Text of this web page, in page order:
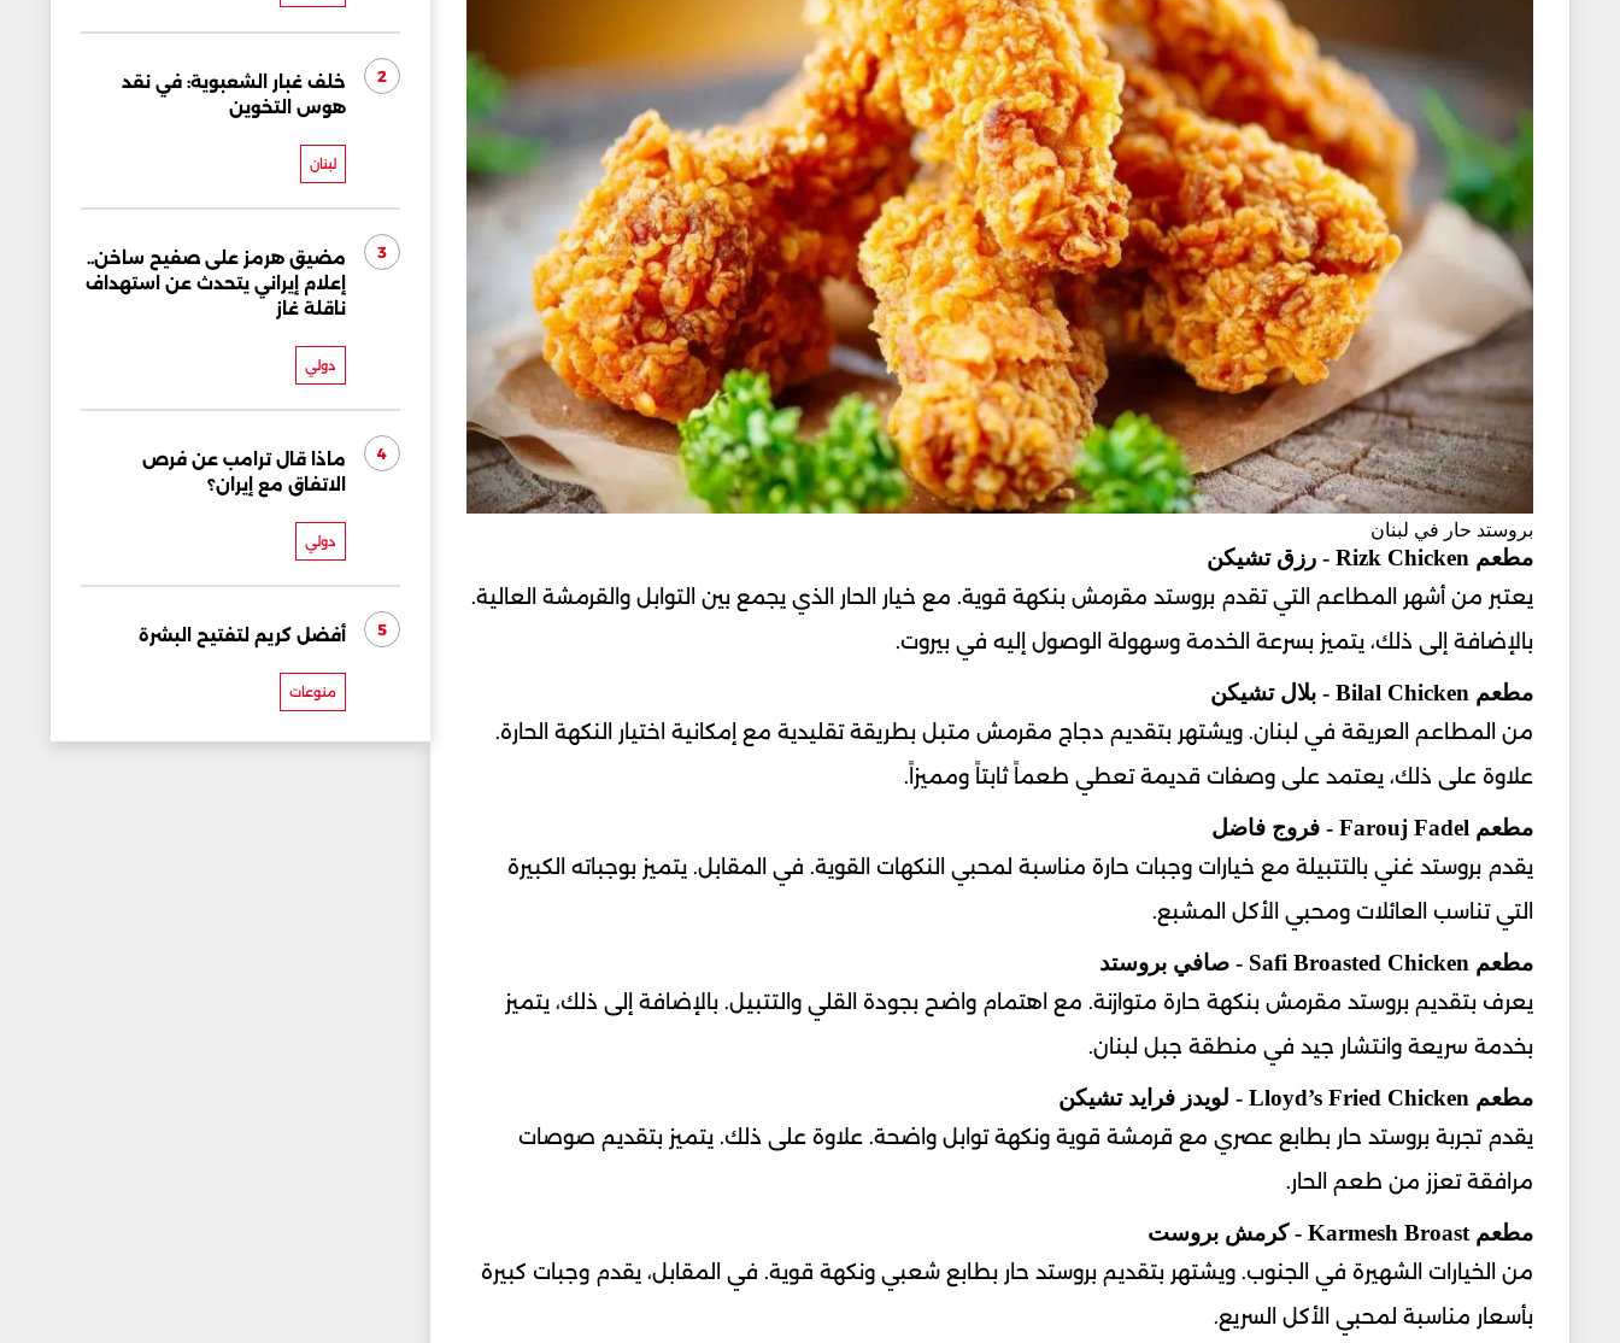
بروستد حار في لبنان
مطعم Rizk Chicken - رزق تشيكن
يعتبر من أشهر المطاعم التي تقدم بروستد مقرمش بنكهة قوية. مع خيار الحار الذي يجمع بين التوابل والقرمشة العالية.
بالإضافة إلى ذلك، يتميز بسرعة الخدمة وسهولة الوصول إليه في بيروت.
مطعم Bilal Chicken - بلال تشيكن
من المطاعم العريقة في لبنان. ويشتهر بتقديم دجاج مقرمش متبل بطريقة تقليدية مع إمكانية اختيار النكهة الحارة.
علاوة على ذلك، يعتمد على وصفات قديمة تعطي طعماً ثابتاً ومميزاً.
مطعم Farouj Fadel - فروج فاضل
يقدم بروستد غني بالتتبيلة مع خيارات وجبات حارة مناسبة لمحبي النكهات القوية. في المقابل. يتميز بوجباته الكبيرة
التي تناسب العائلات ومحبي الأكل المشبع.
مطعم Safi Broasted Chicken - صافي بروستد
يعرف بتقديم بروستد مقرمش بنكهة حارة متوازنة. مع اهتمام واضح بجودة القلي والتتبيل. بالإضافة إلى ذلك، يتميز
بخدمة سريعة وانتشار جيد في منطقة جبل لبنان.
مطعم Lloyd’s Fried Chicken - لويدز فرايد تشيكن
يقدم تجربة بروستد حار بطابع عصري مع قرمشة قوية ونكهة توابل واضحة. علاوة على ذلك. يتميز بتقديم صوصات
مرافقة تعزز من طعم الحار.
مطعم Karmesh Broast - كرمش بروست
من الخيارات الشهيرة في الجنوب. ويشتهر بتقديم بروستد حار بطابع شعبي ونكهة قوية. في المقابل، يقدم وجبات كبيرة
بأسعار مناسبة لمحبي الأكل السريع.
2
خلف غبار الشعبوية: في نقد
هوس التخوين
لبنان
3
مضيق هرمز على صفيح ساخن..
إعلام إيراني يتحدث عن استهداف
ناقلة غاز
دولي
4
ماذا قال ترامب عن فرص
الاتفاق مع إيران؟
دولي
5 أفضل كريم لتفتيح البشرة
منوعات